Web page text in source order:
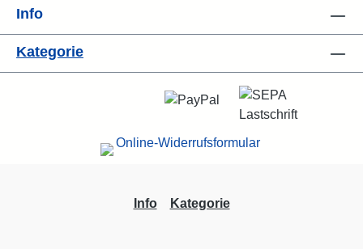
Info
Kategorie
Info Kategorie